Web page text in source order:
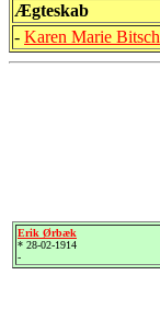
Ægteskab
- Karen Marie Bitsch
Erik Ørbæk
* 28-02-1914
-